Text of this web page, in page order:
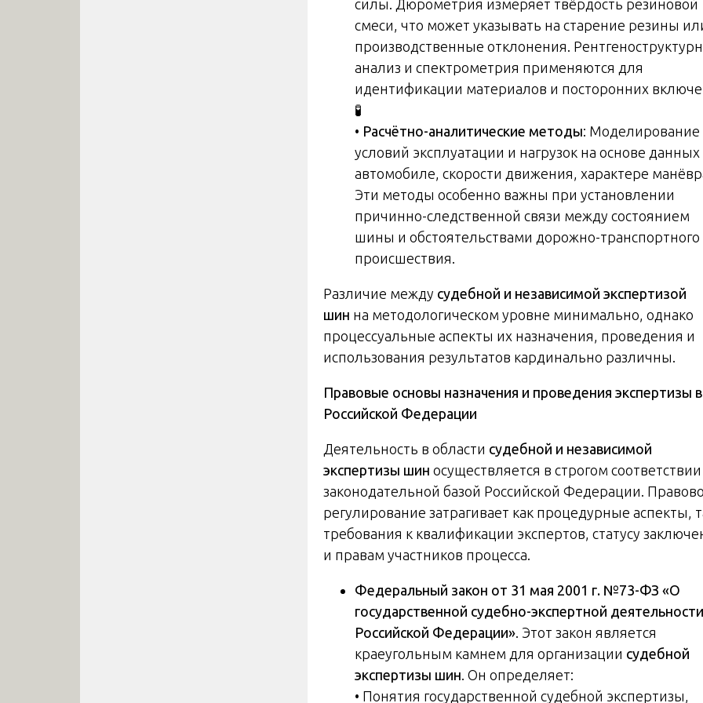
силы. Дюрометрия измеряет твёрдость резиновой
смеси, что может указывать на старение резины
производственные отклонения.
анализ и спектрометрия применяются для
идентификации материалов и посторонних
🧪
• Расчётно-аналитические методы: Моделирование
условий эксплуатации и нагрузок на основе данных
автомобиле, скорости движения, характере
Эти методы особенно важны при установлении
причинно-следственной связи между состоянием
шины и обстоятельствами дорожно-транспортного
происшествия.
Различие между судебной и независимой экспертизой
шин на методологическом уровне минимально, однако
процессуальные аспекты их назначения, проведения и
использования результатов кардинально различны.
Правовые основы назначения и проведения экспертизы в
Российской Федерации
Деятельность в области судебной и независимой
экспертизы шин осуществляется в строгом соответствии
законодательной базой Российской Федерации.
регулирование затрагивает как процедурные аспекты,
требования к квалификации экспертов, статусу
и правам участников процесса.
Федеральный закон от 31 мая 2001 г. №73-ФЗ «О
государственной судебно-экспертной
Российской Федерации» . Этот закон является
краеугольным камнем для организации судебной
экспертизы шин . Он определяет:
• Понятия государственной судебной экспертизы,